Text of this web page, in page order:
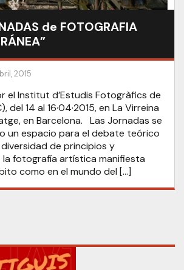
de FOTOGRAFIA
2015
el Institut d’Estudis Fotogràfics de
del 14 al 16·04·2015, en La Virreina
en Barcelona. Las Jornadas se
un espacio para el debate teórico
de principios y
la fotografía artística manifiesta
como en el mundo del […]